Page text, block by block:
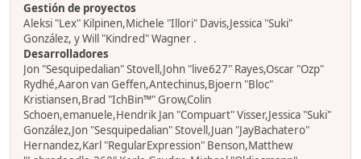
Gestión de proyectos
Aleksi "Lex" Kilpinen,Michele "Illori" Davis,Jessica "Suki"
González, y Will "Kindred" Wagner .
Desarrolladores
Jon "Sesquipedalian" Stovell,John "live627" Rayes,Oscar "Ozp"
Rydhé,Aaron van Geffen,Antechinus,Bjoern "Bloc"
Kristiansen,Brad "IchBin™" Grow,Colin
Schoen,emanuele,Hendrik Jan "Compuart" Visser,Jessica "Suki"
González,Jon "Sesquipedalian" Stovell,Juan "JayBachatero"
Hernandez,Karl "RegularExpression" Benson,Matthew